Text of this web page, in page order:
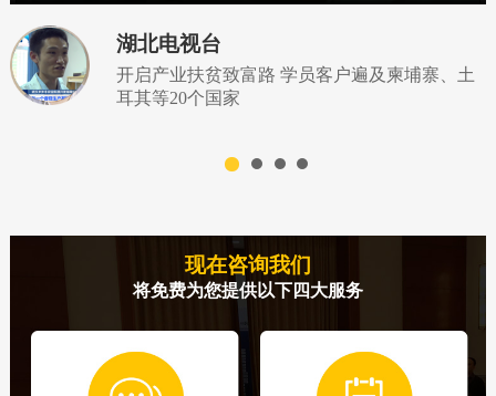
湖北电视台
开启产业扶贫致富路 学员客户遍及柬埔寨、土
耳其等20个国家
现在咨询我们
将免费为您提供以下四大服务